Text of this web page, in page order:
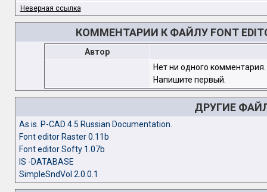
Неверная ссылка
КОММЕНТАРИИ К ФАЙЛУ FONT
Автор
Нет ни одного комментария.
Напишите первый.
ДРУГИЕ
As is. P-CAD 4.5 Russian Documentation.
Font editor Raster 0.11b
Font editor Softy 1.07b
IS -DATABASE
SimpleSndVol 2.0.0.1